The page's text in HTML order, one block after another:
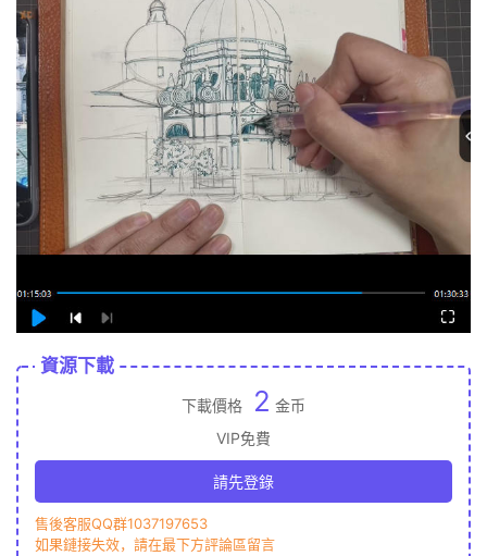
資源下載
下載價格 2 金币
VIP免費
請先登錄
售後客服QQ群1037197653
如果鏈接失效，請在最下方評論區留言